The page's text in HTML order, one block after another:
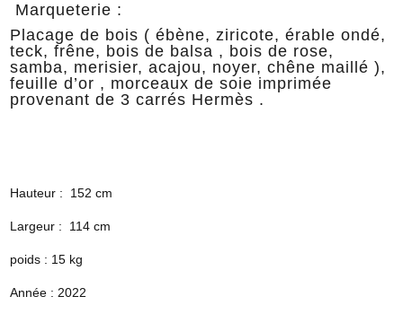
Marqueterie :
Placage de bois ( ébène, ziricote, érable ondé,
teck, frêne, bois de balsa , bois de rose,
samba, merisier, acajou, noyer, chêne maillé ),
feuille d’or , morceaux de soie imprimée
provenant de 3 carrés Hermès .
Hauteur : 152 cm
Largeur : 114 cm
poids : 15 kg
Année : 2022